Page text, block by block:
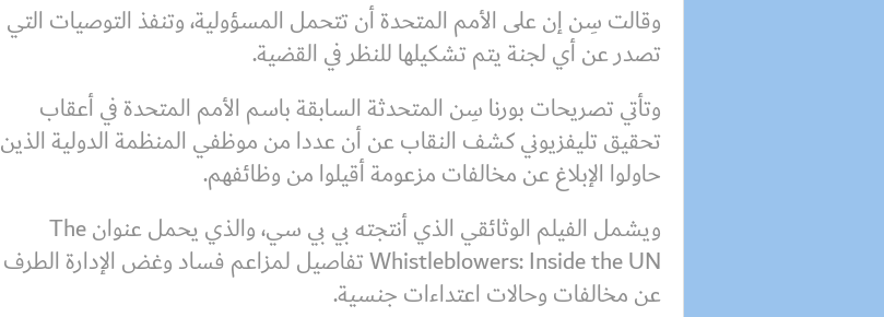
وقالت سِن إن على الأمم المتحدة أن تتحمل المسؤولية، وتنفذ التوصيات التي
تصدر عن أي لجنة يتم تشكيلها للنظر في القضية.
وتأتي تصريحات بورنا سِن المتحدثة السابقة باسم الأمم المتحدة في أعقاب
تحقيق تليفزيوني كشف النقاب عن أن عددا من موظفي المنظمة الدولية الذين
حاولوا الإبلاغ عن مخالفات مزعومة أقيلوا من وظائفهم.
ويشمل الفيلم الوثائقي الذي أنتجته بي بي سي، والذي يحمل عنوان The
Whistleblowers: Inside the UN تفاصيل لمزاعم فساد وغض الإدارة الطرف
عن مخالفات وحالات اعتداءات جنسية.